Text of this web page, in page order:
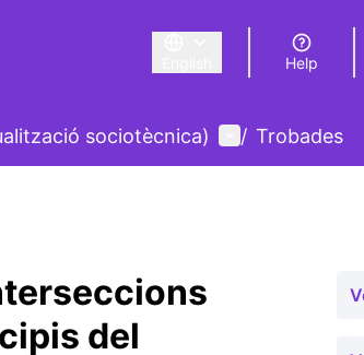
Triar la llengua Elegir el
Help
sociotècnica) User menu
/ Trobades
del